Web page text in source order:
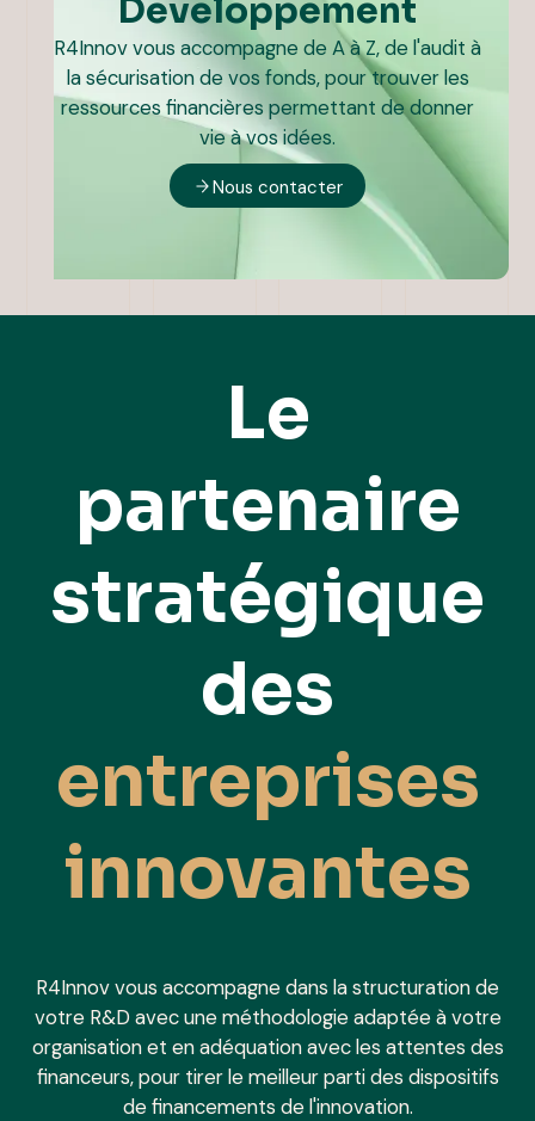
Développement
R4Innov vous accompagne de A à Z, de l'audit à
la sécurisation de vos fonds, pour trouver les
ressources financières permettant de donner
vie à vos idées.
Nous contacter
Le
partenaire
stratégique
des
entreprises
innovantes
R4Innov vous accompagne dans la structuration de
votre R&D avec une méthodologie adaptée à votre
organisation et en adéquation avec les attentes des
financeurs, pour tirer le meilleur parti des dispositifs
de financements de l'innovation.